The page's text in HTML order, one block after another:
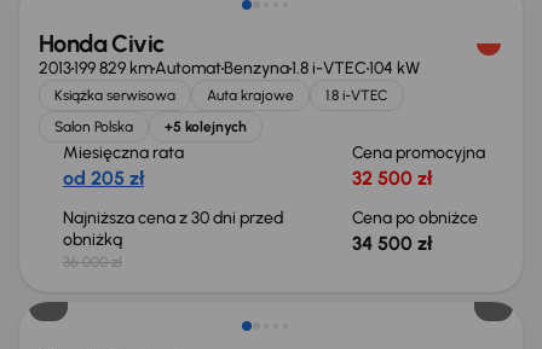
Honda Civic
2013199 829 kmAutomatBenzyna1.8 i-VTEC104 kW
Książka serwisowa Auta krajowe
1.8 i-VTEC
Salon Polska
+5 kolejnych
Miesięczna rata
od 205 zł
Cena promocyjna
32 500 zł
Najniższa cena z 30 dni przed
obniżką
36 000 zł
Cena po obniżce
34 500 zł
Świeżo skupione